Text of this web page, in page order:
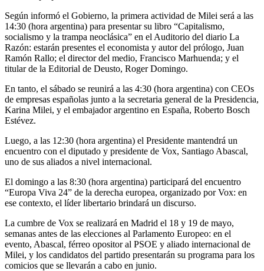
Según informó el Gobierno, la primera actividad de Milei será a las
14:30 (hora argentina) para presentar su libro “Capitalismo,
socialismo y la trampa neoclásica” en el Auditorio del diario La
Razón: estarán presentes el economista y autor del prólogo, Juan
Ramón Rallo; el director del medio, Francisco Marhuenda; y el
titular de la Editorial de Deusto, Roger Domingo.
En tanto, el sábado se reunirá a las 4:30 (hora argentina) con CEOs
de empresas españolas junto a la secretaria general de la Presidencia,
Karina Milei, y el embajador argentino en España, Roberto Bosch
Estévez.
Luego, a las 12:30 (hora argentina) el Presidente mantendrá un
encuentro con el diputado y presidente de Vox, Santiago Abascal,
uno de sus aliados a nivel internacional.
El domingo a las 8:30 (hora argentina) participará del encuentro
“Europa Viva 24” de la derecha europea, organizado por Vox: en
ese contexto, el líder libertario brindará un discurso.
La cumbre de Vox se realizará en Madrid el 18 y 19 de mayo,
semanas antes de las elecciones al Parlamento Europeo: en el
evento, Abascal, férreo opositor al PSOE y aliado internacional de
Milei, y los candidatos del partido presentarán su programa para los
comicios que se llevarán a cabo en junio.